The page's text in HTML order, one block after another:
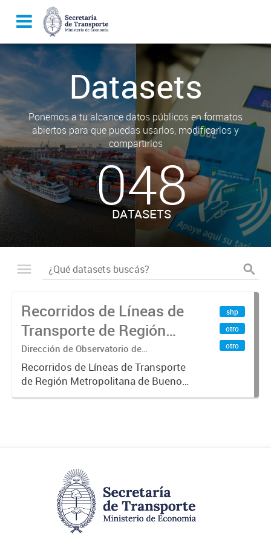
Datasets
Ponemos a tu alcance datos públicos en formatos
abiertos para que puedas usarlos, modificarlos y
compartirlos
048
DATASETS
Recorridos de Líneas de
Transporte de Región
Metropolitana de
Buenos Aires (RMBA)
Dirección de Observatorio de
Transporte, Estudio y Sistemas
Recorridos de Líneas de Transporte
de Región Metropolitana de Buenos
Aires (RMBA).-
shp
otro
otro